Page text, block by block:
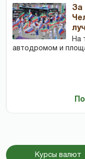
За
На
автодромом и
Курсы валют